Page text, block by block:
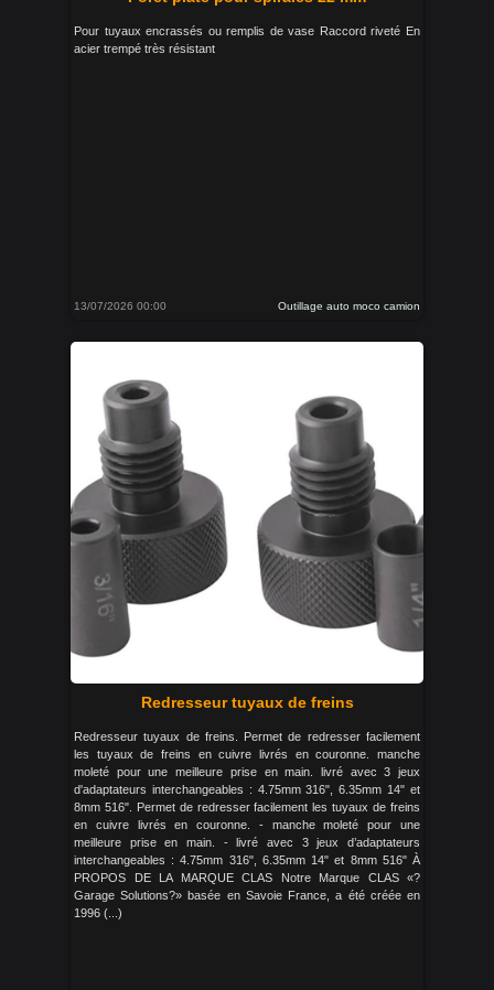
Pour tuyaux encrassés ou remplis de vase Raccord riveté En
acier trempé très résistant
13/07/2026 00:00 Outillage auto moco camion
Redresseur tuyaux de freins
Redresseur tuyaux de freins. Permet de redresser facilement
les tuyaux de freins en cuivre livrés en couronne. manche
moleté pour une meilleure prise en main. livré avec 3 jeux
d'adaptateurs interchangeables : 4.75mm 316", 6.35mm 14" et
8mm 516". Permet de redresser facilement les tuyaux de freins
en cuivre livrés en couronne. - manche moleté pour une
meilleure prise en main. - livré avec 3 jeux d’adaptateurs
interchangeables : 4.75mm 316", 6.35mm 14" et 8mm 516" À
PROPOS DE LA MARQUE CLAS Notre Marque CLAS «?
Garage Solutions?» basée en Savoie France, a été créée en
1996 (...)